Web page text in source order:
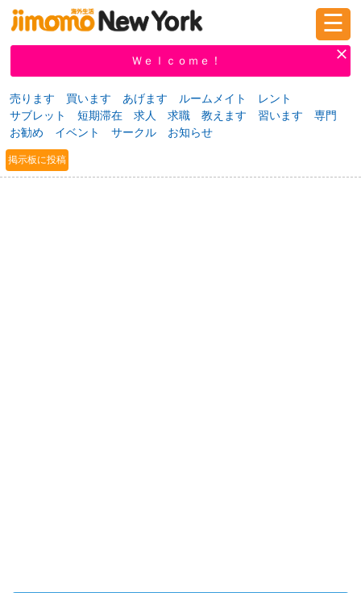
新規登録
掲示板 教えて！
☰
Ｗｅｌｃｏｍｅ！
売ります 買います あげます ルームメイト
レント
サブレット
短期滞在 求人 求職 教えます 習います
専門
お勧め
イベント サークル お知らせ
掲示板に投稿